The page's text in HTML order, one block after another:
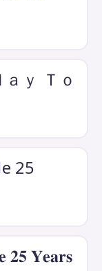
ｙ Ｔｏ
25
𝟐𝟓 𝐘𝐞𝐚𝐫𝐬